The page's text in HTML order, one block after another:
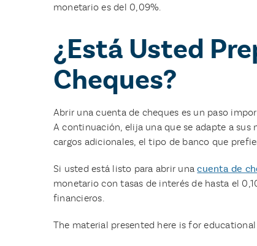
monetario es del 0,09%.
¿Está Usted
Cheques?
Abrir una cuenta de cheques es un paso
A continuación, elija una que se adapte a
cargos adicionales, el tipo de banco que
Si usted está listo para abrir unacuenta de
monetario con tasas de interés de hasta el
financieros.
The material presented here is for